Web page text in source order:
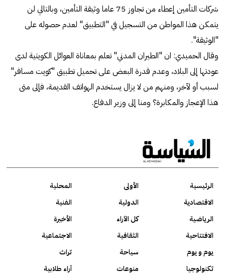
شركات التأمين إعطاء من تجاوز 75 عاما وثيقة التأمين، وبالتالي لن
يتمكن هذا المواطن من التسجيل في "التطبيق" لعدم حصوله على
"الوثيقة".
وقال الحميدي: ان "الطيران المدني" تعلم بمعاناة العوائل الكويتية لدى
عودتها إلى البلاد، وعدم قدرة البعض على تحميل تطبيق "كويت مسافر"
لسبب أو لآخر، ومنهم من لا يزال يستخدم الهواتف القديمة، فإلى متى
هذا الإعجاز والمكابرة؟ ومنا إلى وزير الدفاع.
الرئيسية الأولى
المحلية
الاقتصادية
الدولية
الفنية
الرياضية
كل الآراء
الأخيرة
الافتتاحية
الثقافية
الاجتماعية
يوم و يوم
سياحة
تراث
تكنولوجيا
منوعات آراء طلابية